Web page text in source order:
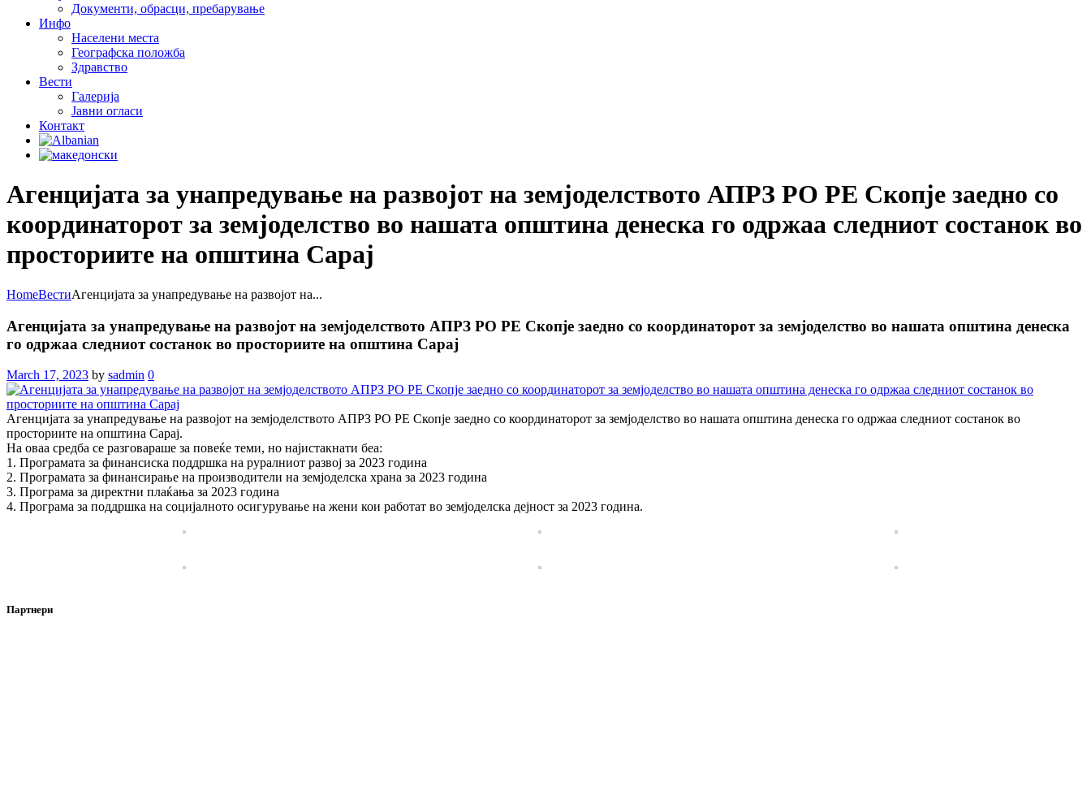
Документи, обрасци, пребарување
Инфо
Населени места
Географска положба
Здравство
Вести
Галеријa
Јавни огласи
Контакт
Агенцијата за унапредување на развојот на земјоделството АПРЗ РО РЕ Скопје заедно со
координаторот за земјоделство во нашата општина денеска го одржаа следниот состанок во
просториите на општина Сарај
HomeВестиАгенцијата за унапредување на развојот на...
Агенцијата за унапредување на развојот на земјоделството АПРЗ РО РЕ Скопје заедно со координаторот за земјоделство во нашата општина денеска
го одржаа следниот состанок во просториите на општина Сарај
March 17, 2023 by sadmin 0
Агенцијата за унапредување на развојот на земјоделството АПРЗ РО РЕ Скопје заедно со координаторот за земјоделство во нашата општина денеска го одржаа следниот состанок во
просториите на општина Сарај.
На оваа средба се разговараше за повеќе теми, но најистакнати беа:
1. Програмата за финансиска поддршка на руралниот развој за 2023 година
2. Програмата за финансирање на производители на земјоделска храна за 2023 година
3. Програма за директни плаќања за 2023 година
4. Програма за поддршка на социјалното осигурување на жени кои работат во земјоделска дејност за 2023 година.
Партнери